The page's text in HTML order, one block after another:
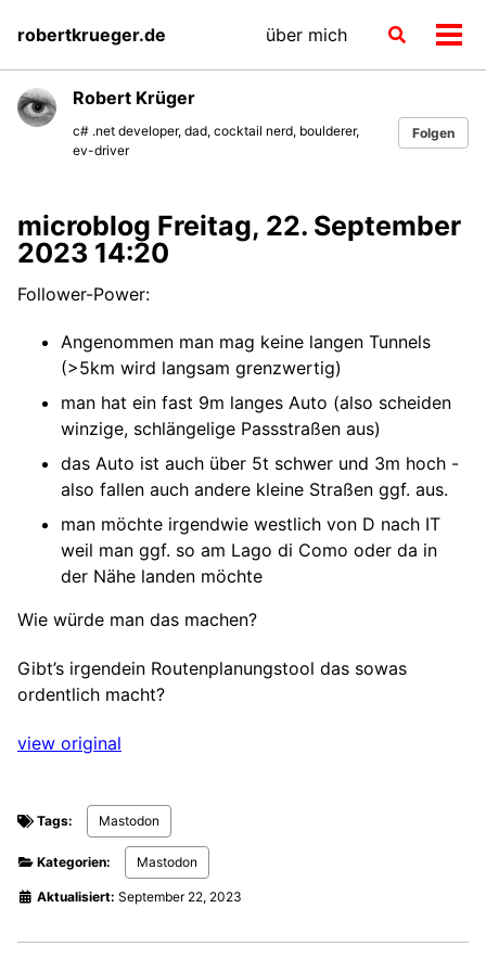
primary
navigation
content
footer
robertkrueger.de über mich
Toggle
Robert Krüger
c# .net developer, dad, cocktail nerd, boulderer,
ev-driver
Folgen
microblog Freitag, 22. September
2023 14:20
Follower-Power:
Angenommen man mag keine langen Tunnels
(>5km wird langsam grenzwertig)
man hat ein fast 9m langes Auto (also scheiden
winzige, schlängelige Passstraßen aus)
das Auto ist auch über 5t schwer und 3m hoch -
also fallen auch andere kleine Straßen ggf. aus.
man möchte irgendwie westlich von D nach IT
weil man ggf. so am Lago di Como oder da in
der Nähe landen möchte
Wie würde man das machen?
Gibt’s irgendein Routenplanungstool das sowas
ordentlich macht?
view original
Tags: Mastodon
Kategorien: Mastodon
Aktualisiert: September 22, 2023